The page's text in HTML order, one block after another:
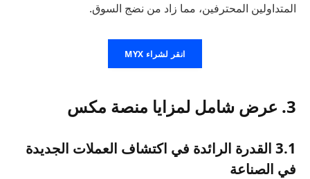
المتداولين المحترفين، مما زاد من نضج السوق.
انقر لشراء MYX
3. عرض شامل لمزايا منصة مكس
3.1 القدرة الرائدة في اكتشاف العملات الجديدة
في الصناعة